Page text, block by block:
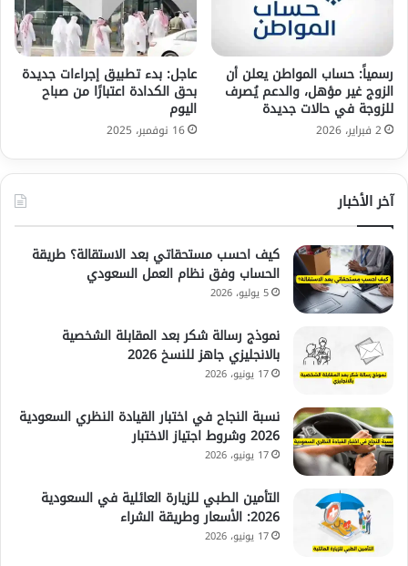
رسمياً: حساب المواطن يعلن أن
الزوج غير مؤهل، والدعم يُصرف
للزوجة في حالات جديدة
2 فبراير، 2026
عاجل: بدء تطبيق إجراءات جديدة
بحق الكدادة اعتبارًا من صباح
اليوم
16 نوفمبر، 2025
آخر الأخبار
كيف احسب مستحقاتي بعد الاستقالة؟ طريقة
الحساب وفق نظام العمل السعودي
5 يوليو، 2026
نموذج رسالة شكر بعد المقابلة الشخصية
بالانجليزي جاهز للنسخ 2026
17 يونيو، 2026
نسبة النجاح في اختبار القيادة النظري السعودية
2026 وشروط اجتياز الاختبار
17 يونيو، 2026
التأمين الطبي للزيارة العائلية في السعودية
2026: الأسعار وطريقة الشراء
17 يونيو، 2026